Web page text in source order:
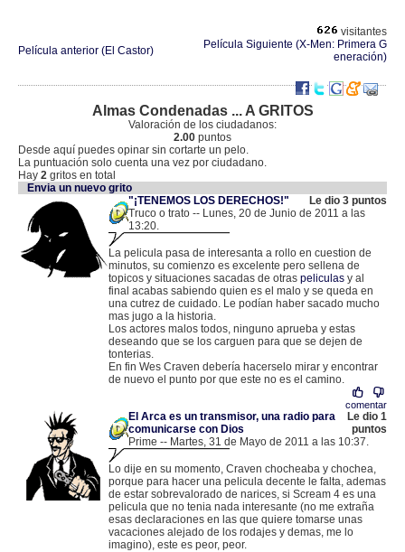
visitantes
Película anterior (El Castor)
Película Siguiente (X-Men: Primera G
eneración)
Almas Condenadas ... A GRITOS
Valoración de los ciudadanos:
2.00 puntos
Desde aquí puedes opinar sin cortarte un pelo.
La puntuación solo cuenta una vez por ciudadano.
Hay 2 gritos en total
Envia un nuevo grito
"¡TENEMOS LOS DERECHOS!"
Le dio 3 puntos
Truco o trato -- Lunes, 20 de Junio de 2011 a las
13:20.
La pelicula pasa de interesanta a rollo en cuestion de
minutos, su comienzo es excelente pero sellena de
topicos y situaciones sacadas de otras peliculas y al
final acabas sabiendo quien es el malo y se queda en
una cutrez de cuidado. Le podían haber sacado mucho
mas jugo a la historia.
Los actores malos todos, ninguno aprueba y estas
deseando que se los carguen para que se dejen de
tonterias.
En fin Wes Craven debería hacerselo mirar y encontrar
de nuevo el punto por que este no es el camino.
comentar
El Arca es un transmisor, una radio para
comunicarse con Dios
Le dio 1
puntos
Prime -- Martes, 31 de Mayo de 2011 a las 10:37.
Lo dije en su momento, Craven chocheaba y chochea,
porque para hacer una pelicula decente le falta, ademas
de estar sobrevalorado de narices, si Scream 4 es una
pelicula que no tenia nada interesante (no me extraña
esas declaraciones en las que quiere tomarse unas
vacaciones alejado de los rodajes y demas, me lo
imagino), este es peor, peor.